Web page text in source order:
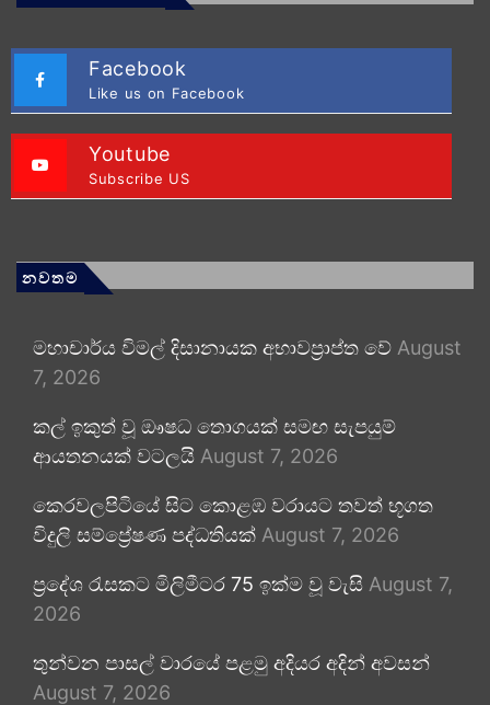
Facebook
Like us on Facebook
Youtube
Subscribe US
නවතම
මහාචාර්ය විමල් දිසානායක අභාවප්‍රාප්ත වේ August
7, 2026
කල් ඉකුත් වූ ඖෂධ තොගයක් සමඟ සැපයුම්
ආයතනයක් වටලයි August 7, 2026
කෙරවලපිටියේ සිට කොළඹ වරායට තවත් භූගත
විදුලි සම්ප්‍රේෂණ පද්ධතියක් August 7, 2026
ප්‍රදේශ රැසකට මිලිමීටර 75 ඉක්ම වූ වැසි August 7,
2026
තුන්වන පාසල් වාරයේ පළමු අදියර අදින් අවසන්
August 7, 2026